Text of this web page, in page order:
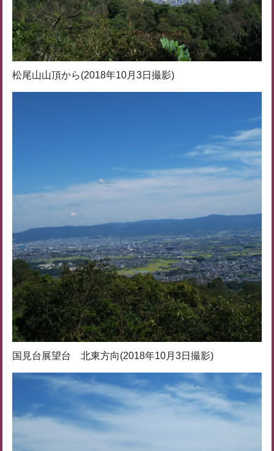
松尾山山頂から(2018年10月3日撮影)
国見台展望台 北東方向(2018年10月3日撮影)